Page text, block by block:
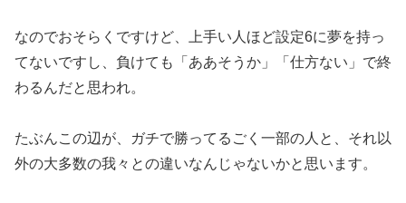
なのでおそらくですけど、上手い人ほど設定6に夢を持っ
てないですし、負けても「ああそうか」「仕方ない」 で終
わるんだと思われ。
たぶんこの辺が、ガチで勝ってるごく一部の人と、それ以
外の大多数の我々との違いなんじゃないかと思います。